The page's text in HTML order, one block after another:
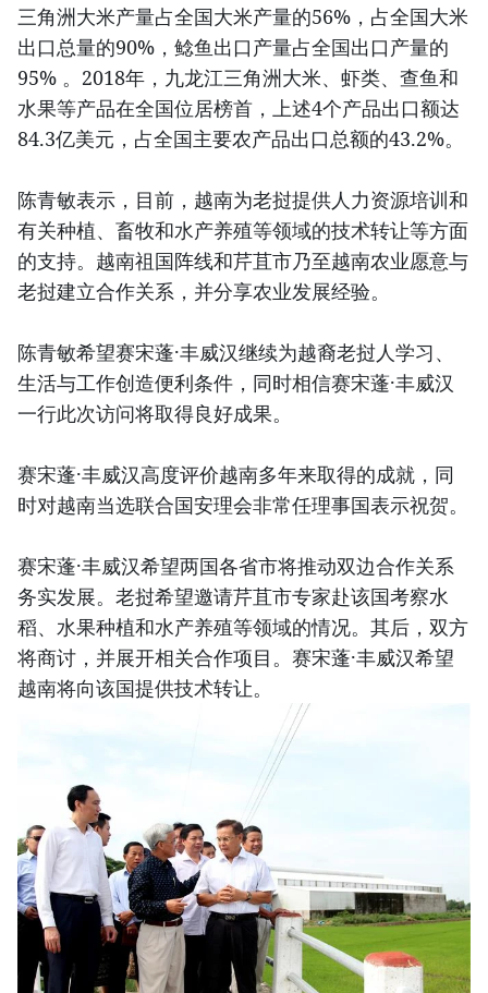
三角洲大米产量占全国大米产量的56%，占全国大米
出口总量的90%，鲶鱼出口产量占全国出口产量的
95% 。2018年，九龙江三角洲大米、虾类、查鱼和
水果等产品在全国位居榜首，上述4个产品出口额达
84.3亿美元，占全国主要农产品出口总额的43.2%。
陈青敏表示，目前，越南为老挝提供人力资源培训和
有关种植、畜牧和水产养殖等领域的技术转让等方面
的支持。越南祖国阵线和芹苴市乃至越南农业愿意与
老挝建立合作关系，并分享农业发展经验。
陈青敏希望赛宋蓬·丰威汉继续为越裔老挝人学习、
生活与工作创造便利条件，同时相信赛宋蓬·丰威汉
一行此次访问将取得良好成果。
赛宋蓬·丰威汉高度评价越南多年来取得的成就，同
时对越南当选联合国安理会非常任理事国表示祝贺。
赛宋蓬·丰威汉希望两国各省市将推动双边合作关系
务实发展。老挝希望邀请芹苴市专家赴该国考察水
稻、水果种植和水产养殖等领域的情况。其后，双方
将商讨，并展开相关合作项目。赛宋蓬·丰威汉希望
越南将向该国提供技术转让。